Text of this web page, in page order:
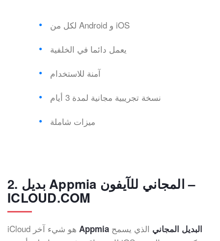
لكل من Android و iOS
يعمل دائما في الخلفية
آمنة للاستخدام
نسخة تجريبية مجانية لمدة 3 أيام
ميزات شاملة
2. بديل Appmia المجاني للآيفون –
ICLOUD.COM
iCloud هو شيء آخر Appmia البديل المجاني الذي يسمح